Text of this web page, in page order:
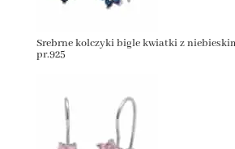
Srebrne kolczyki bigle kwiatki z
pr.925